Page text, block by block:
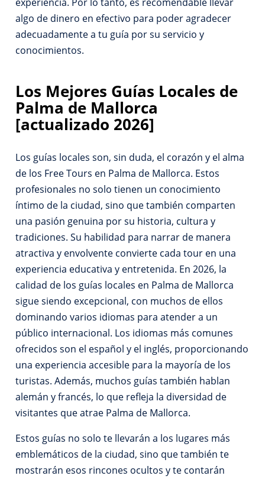
algo de dinero en efectivo para poder agradecer
adecuadamente a tu guía por su servicio y
conocimientos.
Los Mejores Guías Locales de
Palma de Mallorca
[actualizado 2026]
Los guías locales son, sin duda, el corazón y el alma
de los Free Tours en Palma de Mallorca. Estos
profesionales no solo tienen un conocimiento
íntimo de la ciudad, sino que también comparten
una pasión genuina por su historia, cultura y
tradiciones. Su habilidad para narrar de manera
atractiva y envolvente convierte cada tour en una
experiencia educativa y entretenida. En 2026, la
calidad de los guías locales en Palma de Mallorca
sigue siendo excepcional, con muchos de ellos
dominando varios idiomas para atender a un
público internacional. Los idiomas más comunes
ofrecidos son el español y el inglés, proporcionando
una experiencia accesible para la mayoría de los
turistas. Además, muchos guías también hablan
alemán y francés, lo que refleja la diversidad de
visitantes que atrae Palma de Mallorca.
Estos guías no solo te llevarán a los lugares más
emblemáticos de la ciudad, sino que también te
mostrarán esos rincones ocultos y te contarán